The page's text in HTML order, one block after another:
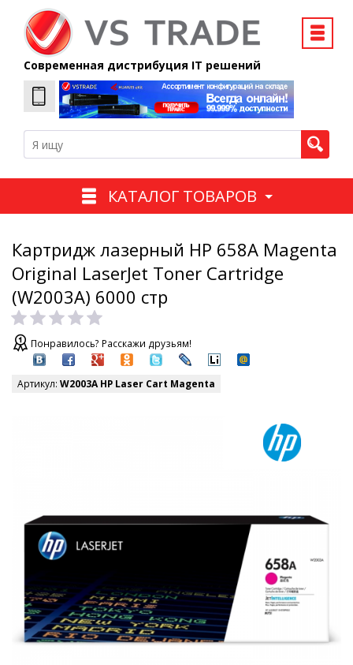
Современная дистрибуция IT решений
КАТАЛОГ ТОВАРОВ
Картридж лазерный HP 658A Magenta
Original LaserJet Toner Cartridge
(W2003A) 6000 стр
Понравилось? Расскажи друзьям!
Артикул: W2003A HP Laser Cart Magenta